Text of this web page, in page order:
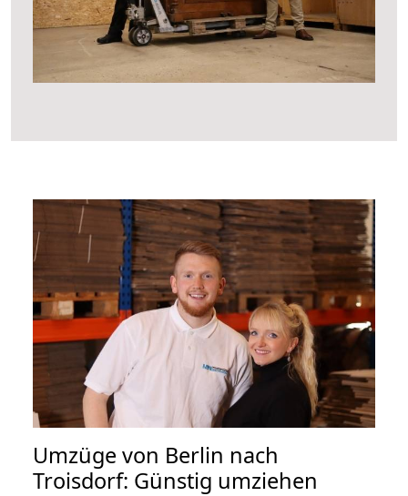
Umzüge von Berlin nach
Troisdorf: Günstig umziehen